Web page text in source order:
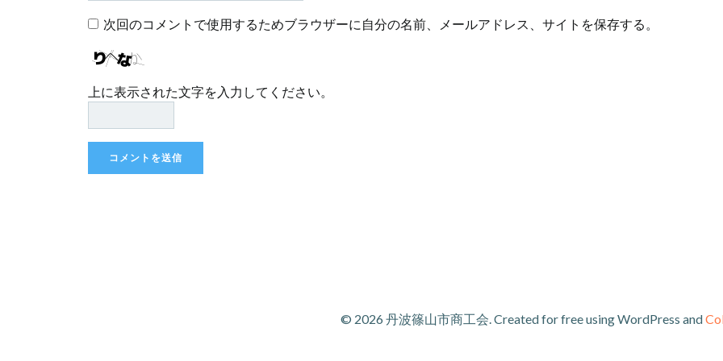
次回のコメントで使用するためブラウザーに自分の名前、メールアドレス、サイトを保存する。
上に表示された文字を入力してください。
© 2026 丹波篠山市商工会. Created for free using WordPress and